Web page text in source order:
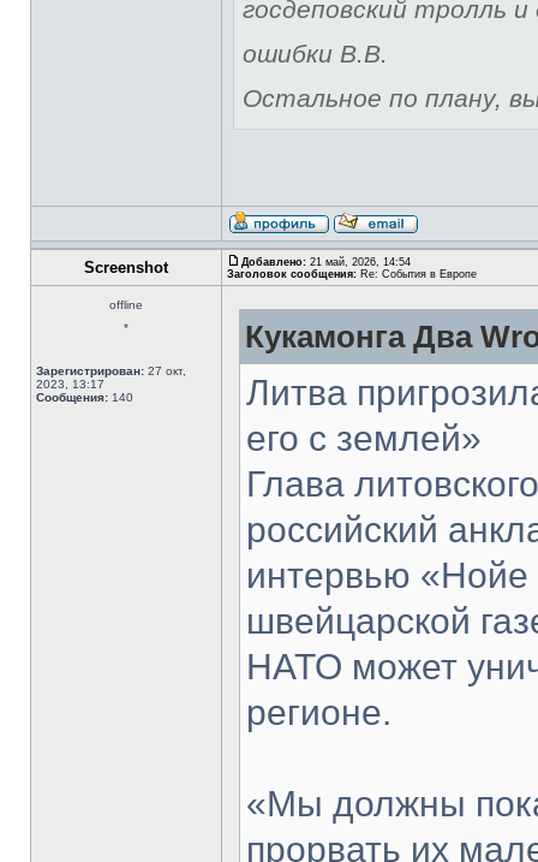
госдеповский тролль
ошибки В.В.
Остальное по плану,
Screenshot Добавлено: 21 май, 2026, 14:54
Заголовок сообщения: Re: События в Европе
offline
*
Зарегистрирован: 27 окт,
2023, 13:17
Сообщения: 140
Кукамонга Два
Литва
его с землей»
Глава
российский
интервью «Нойе
швейцарской
НАТО может
регионе.
«Мы должны
прорвать их